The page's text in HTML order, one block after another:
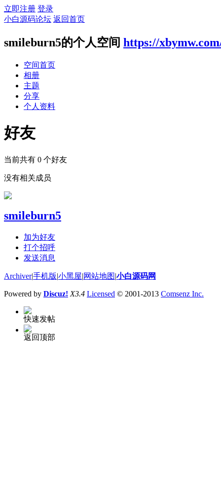
立即注册 登录
小白源码论坛 返回首页
smileburn5的个人空间 https://
空间首页
相册
主题
分享
个人资料
好友
当前共有 0 个好友
没有相关成员
smileburn5
加为好友
打个招呼
发送消息
Archiver|手机版|小黑屋|网站地图|小白源码网
Powered by Discuz! X3.4 Licensed © 2001-2013 Comsenz Inc.
快速发帖
返回顶部